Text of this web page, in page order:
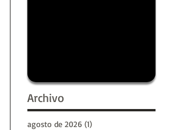
Archivo
agosto de 2026 (1)